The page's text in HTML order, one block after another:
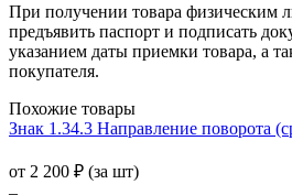
При получении товара физическим
предъявить паспорт и подписать
указанием даты приемки товара, а
покупателя.
Похожие товары
Знак 1.34.3 Направление поворота
от 2 200 ₽ (за шт)